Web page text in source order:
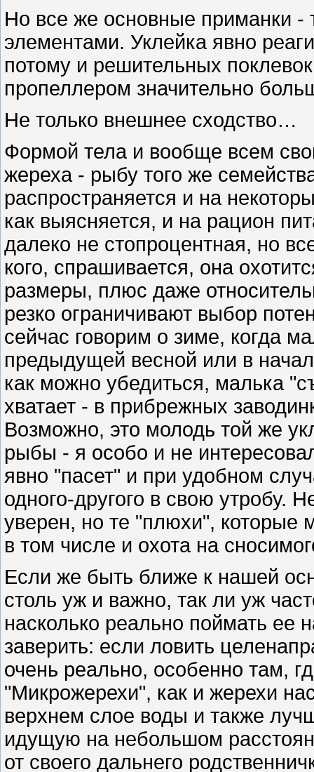
Но все же основные приманки
элементами. Уклейка явно
потому и решительных
пропеллером значительно
Не только внешнее сходство…
Формой тела и вообще всем
жереха - рыбу того же
распространяется и на
как выясняется, и на рацион
далеко не стопроцентная, но
кого, спрашивается, она
размеры, плюс даже
резко ограничивают выбор
сейчас говорим о зиме, когда
предыдущей весной или в
как можно убедиться, малька
хватает - в прибрежных
Возможно, это молодь той же
рыбы - я особо и не
явно "пасет" и при удобном
одного-другого в свою утробу.
уверен, но те "плюхи", которые
в том числе и охота на
Если же быть ближе к нашей
столь уж и важно, так ли уж
насколько реально поймать ее
заверить: если ловить
очень реально, особенно там,
"Микрожерехи", как и жерехи
верхнем слое воды и также
идущую на небольшом
от своего дальнего